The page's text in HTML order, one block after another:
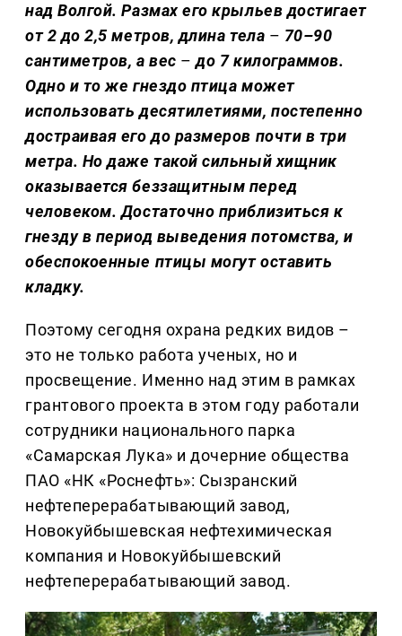
над Волгой. Размах его крыльев достигает
от 2 до 2,5 метров, длина тела – 70–90
сантиметров, а вес – до 7 килограммов.
Одно и то же гнездо птица может
использовать десятилетиями, постепенно
достраивая его до размеров почти в три
метра. Но даже такой сильный хищник
оказывается беззащитным перед
человеком. Достаточно приблизиться к
гнезду в период выведения потомства, и
обеспокоенные птицы могут оставить
кладку.
Поэтому сегодня охрана редких видов –
это не только работа ученых, но и
просвещение. Именно над этим в рамках
грантового проекта в этом году работали
сотрудники национального парка
«Самарская Лука» и дочерние общества
ПАО «НК «Роснефть»: Сызранский
нефтеперерабатывающий завод,
Новокуйбышевская нефтехимическая
компания и Новокуйбышевский
нефтеперерабатывающий завод.